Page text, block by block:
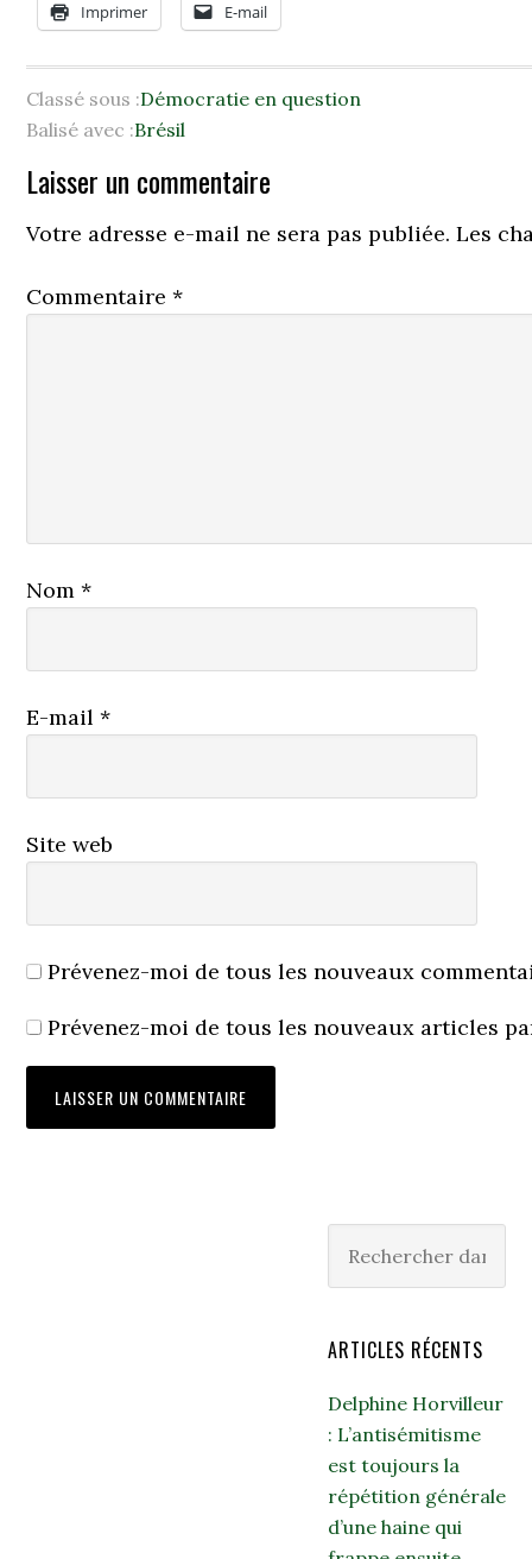
Imprimer E-mail
Classé sous :Démocratie en question
Balisé avec :Brésil
Laisser un commentaire
Votre adresse e-mail ne sera pas publiée. Les
Commentaire*
Nom*
E-mail*
Site web
Prévenez-moi de tous les nouveaux
Prévenez-moi de tous les nouveaux articles
ARTICLES RÉCENTS
Delphine Horvilleur
: L’antisémitisme
est toujours la
répétition générale
d’une haine qui